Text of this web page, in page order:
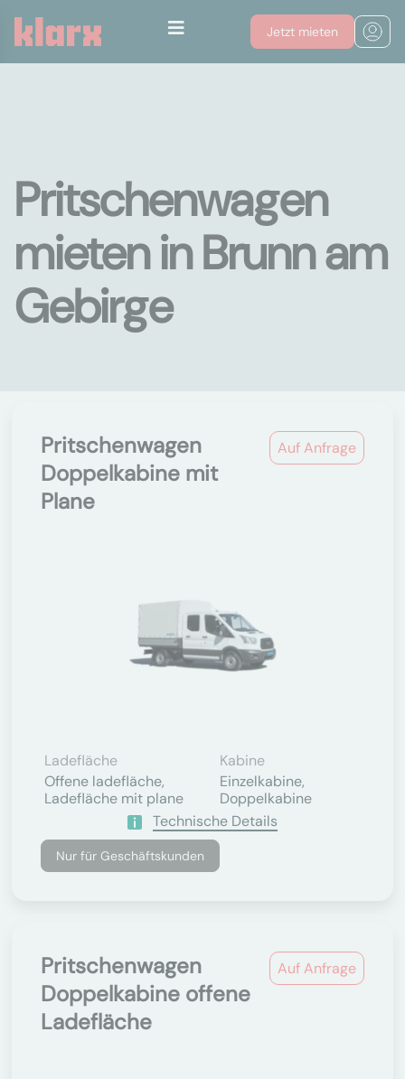
Jetzt mieten
Pritschenwagen
mieten in Brunn am
Gebirge
Auf Anfrage
Pritschenwagen
Doppelkabine mit
Plane
Ladefläche
Offene ladefläche,
Ladefläche mit plane
Kabine
Einzelkabine,
Doppelkabine
Technische Details
Nur für Geschäftskunden
Auf Anfrage
Pritschenwagen
Doppelkabine offene
Ladefläche